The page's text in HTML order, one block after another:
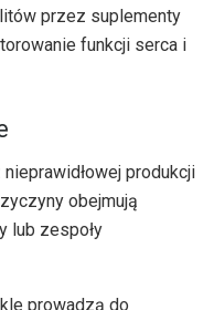
przez suplementy
funkcji serca i
produkcji
obejmują
lub zespoły
prowadzą do